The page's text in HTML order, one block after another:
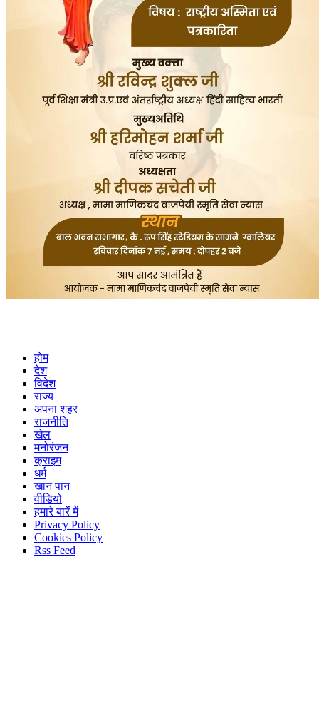
होम
देश
विदेश
राज्य
अपना शहर
राजनीति
खेल
मनोरंजन
क्राइम
धर्म
खान पान
वीडियो
हमारे बारें में
Privacy Policy
Cookies Policy
Rss Feed